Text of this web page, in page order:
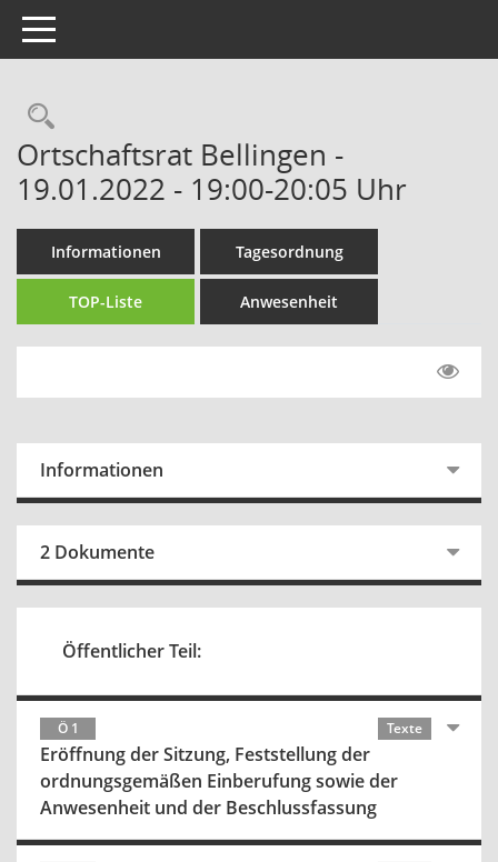
Toggle navigation
Rechercheauswahl
Ortschaftsrat Bellingen -
19.01.2022 - 19:00-20:05 Uhr
Informationen Tagesordnung
TOP-Liste Anwesenheit
Informationen
2 Dokumente
Öffentlicher Teil:
Ö 1 Texte
Eröffnung der Sitzung, Feststellung der
ordnungsgemäßen Einberufung sowie der
Anwesenheit und der Beschlussfassung